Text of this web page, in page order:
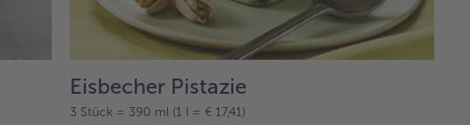
Eisbecher Pistazie
3 Stück = 390 ml (1 l = € 17,41)